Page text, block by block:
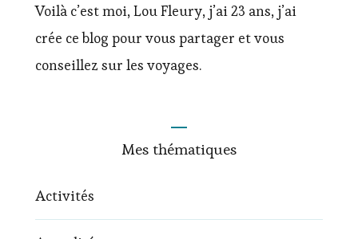
Voilà c’est moi, Lou Fleury, j’ai 23 ans, j’ai
crée ce blog pour vous partager et vous
conseillez sur les voyages.
Mes thématiques
Activités